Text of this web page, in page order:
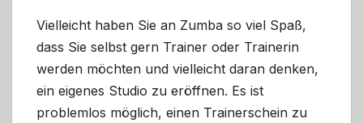
Vielleicht haben Sie an Zumba so viel Spaß,
dass Sie selbst gern Trainer oder Trainerin
werden möchten und vielleicht daran denken,
ein eigenes Studio zu eröffnen. Es ist
problemlos möglich, einen Trainerschein zu